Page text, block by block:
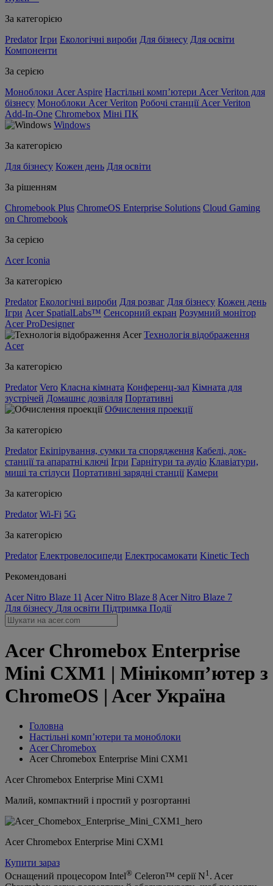
За категорією
Predator Ігри Екологічні вироби Для бізнесу Для освіти
Компоненти
За серією
Моноблоки Acer Aspire Настільні комп’ютери Acer Veriton для
бізнесу Моноблоки Acer Veriton Робочі станції Acer Veriton
Add-In-One Chromebox Міні ПК
Windows
За категорією
Для бізнесу Кожен день Для освіти
За рішенням
Chromebook Plus ChromeOS Enterprise Solutions Cloud Gaming
on Chromebook
За серією
Acer Iconia
За категорією
Predator Екологічні вироби Для розваг Для бізнесу Кожен день
Ігри Acer SpatialLabs™ Сенсорний екран Розумний монітор
Acer ProDesigner
Технологія відображення
Acer
За категорією
Predator Vero Класна кімната Конференц-зал Кімната для
зустрічей Домашнє дозвілля Портативні
Обчислення проекції
За категорією
Predator Екіпірування, сумки та спорядження Кабелі, док-
станції та апаратні ключі Ігри Гарнітури та аудіо Клавіатури,
миші та стілуси Портативні зарядні станції Камери
За категорією
Predator Wi-Fi 5G
За категорією
Predator Електровелосипеди Електросамокати Kinetic Tech
Рекомендовані
Acer Nitro Blaze 11 Acer Nitro Blaze 8 Acer Nitro Blaze 7
Для бізнесу Для освіти Підтримка Події
Acer Chromebox Enterprise
Mini CXM1 | Мінікомп’ютер з
ChromeOS | Acer Україна
Головна
Настільні комп’ютери та моноблоки
Acer Chromebox
Acer Chromebox Enterprise Mini CXM1
Acer Chromebox Enterprise Mini CXM1
Малий, компактний і простий у розгортанні
Acer Chromebox Enterprise Mini CXM1
Купити зараз
Оснащений процесором Intel® Celeron™ серії N1 . Acer